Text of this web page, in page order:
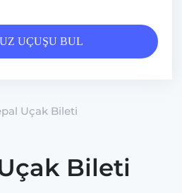
UÇUŞU BUL
Uçak Bileti
Bileti